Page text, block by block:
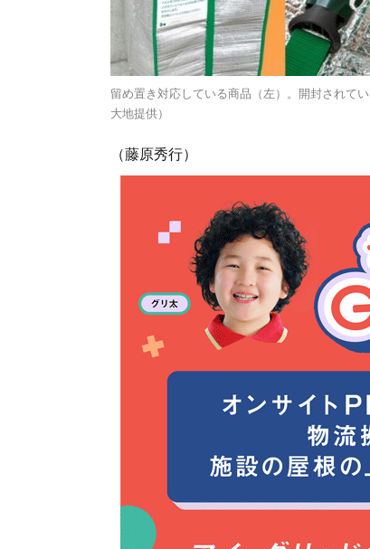
留め置き対応している商品（左）。開封されて
大地提供）
（藤原秀行）